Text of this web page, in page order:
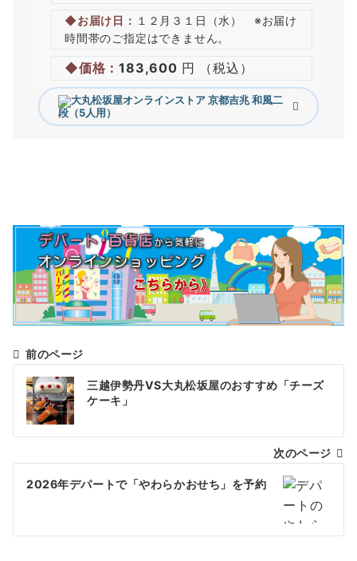
◆お届け日： １２月３１日（水） ※お届け
時間帯のご指定はできません。
◆価格：183,600 円 （税込）
京都吉兆和風二
段（5人用）
投
稿
ナ
ビ
ゲ
シ
前のページ
三越伊勢丹VS大丸松坂屋のおすすめ「チーズ
ケーキ」
次のページ
2026年デパートで「やわらかおせち」を予約